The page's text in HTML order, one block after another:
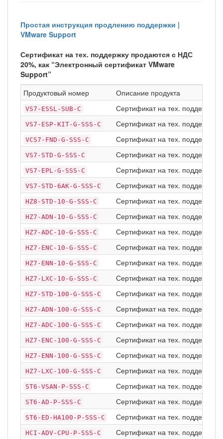
Простая инструкция продлению поддержки |
VMware Support
Сертификат на тех. поддержку продаются с НДС
20%, как “Электронный сертификат VMware
Support”
Продуктовый номер
Описание продукта
VS7-ESSL-SUB-C Сертификат на тех. поддержку
VS7-ESP-KIT-G-SSS-C Сертификат на тех. поддержку
VCS7-FND-G-SSS-C Сертификат на тех. поддержку
VS7-STD-G-SSS-C Сертификат на тех. поддержку
VS7-EPL-G-SSS-C Сертификат на тех. поддержку
VS7-STD-6AK-G-SSS-C Сертификат на тех. поддержку
HZ8-STD-10-G-SSS-C Сертификат на тех. поддержку
HZ7-ADN-10-G-SSS-C Сертификат на тех. поддержку
HZ7-ADC-10-G-SSS-C Сертификат на тех. поддержку
HZ7-ENC-10-G-SSS-C Сертификат на тех. поддержку
HZ7-ENN-10-G-SSS-C Сертификат на тех. поддержку
HZ7-LXC-10-G-SSS-C Сертификат на тех. поддержку
HZ7-STD-100-G-SSS-C Сертификат на тех. поддержку
HZ7-ADN-100-G-SSS-C Сертификат на тех. поддержку
HZ7-ADC-100-G-SSS-C Сертификат на тех. поддержку
HZ7-ENC-100-G-SSS-C Сертификат на тех. поддержку
HZ7-ENN-100-G-SSS-C Сертификат на тех. поддержку
HZ7-LXC-100-G-SSS-C Сертификат на тех. поддержку
ST6-VSAN-P-SSS-C Сертификат на тех. поддержку
ST6-AD-P-SSS-C Сертификат на тех. поддержку
ST6-ED-HA100-P-SSS-C Сертификат на тех. поддержку
HCI-ADV-CPU-P-SSS-C Сертификат на тех. поддержку